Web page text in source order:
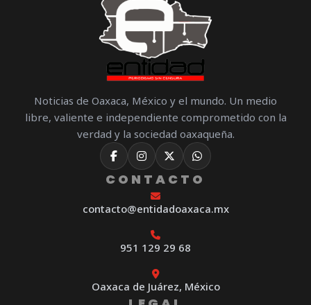
Noticias de Oaxaca, México y el mundo. Un medio
libre, valiente e independiente comprometido con la
verdad y la sociedad oaxaqueña.
CONTACTO
contacto@entidadoaxaca.mx
951 129 29 68
Oaxaca de Juárez, México